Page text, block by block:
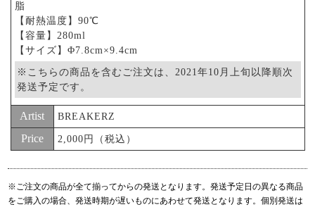
脂
【耐熱温度】90℃
【容量】280ml
【サイズ】Φ7.8cm×9.4cm
※こちらの商品を含むご注文は、2021年10月上旬以降順次
発送予定です。
Artist BREAKERZ
Price 2,000円（税込）
※ご注文の商品が全て揃ってからの発送となります。発送予定日の異なる商品
をご購入の場合、発送時期が遅いものにあわせて発送となります。個別発送は